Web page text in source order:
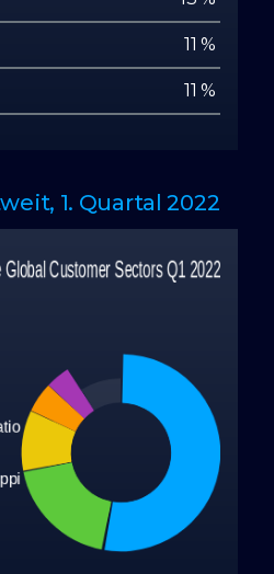
11 %
11 %
1. Quartal 2022